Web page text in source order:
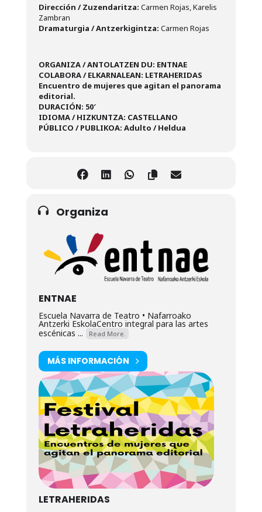
Dirección / Zuzendaritza: Carmen Rojas, Karelis
Zambran
Dramaturgia / Antzerkigintza: Carmen Rojas
ORGANIZA / ANTOLATZEN DU: ENTNAE
COLABORA / ELKARNALEAN: LETRAHERIDAS
Encuentro de mujeres que agitan el panorama
editorial.
DURACIÓN: 50′
IDIOMA / HIZKUNTZA: CASTELLANO
PÚBLICO / PUBLIKOA: Adulto / Heldua
Organiza
ENTNAE
Escuela Navarra de Teatro • Nafarroako
Antzerki EskolaCentro integral para las artes
escénicas ...
Read More.
MÁS INFORMACIÓN
LETRAHERIDAS